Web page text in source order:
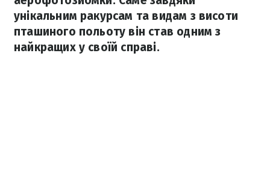
унікальним ракурсам та видам з висоти
пташиного польоту він став одним з
найкращих у своїй справі.